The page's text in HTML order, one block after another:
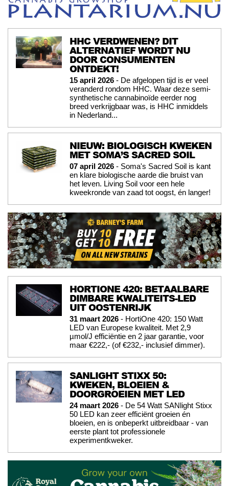
HHC VERDWENEN? DIT
ALTERNATIEF WORDT NU
DOOR CONSUMENTEN
ONTDEKT!
15 april 2026 - De afgelopen tijd is er veel
veranderd rondom HHC. Waar deze semi-
synthetische cannabinoïde eerder nog
breed verkrijgbaar was, is HHC inmiddels
in Nederland...
NIEUW: BIOLOGISCH KWEKEN
MET SOMA’S SACRED SOIL
07 april 2026 - Soma's Sacred Soil is kant
en klare biologische aarde die bruist van
het leven. Living Soil voor een hele
kweekronde van zaad tot oogst, én langer!
HORTIONE 420: BETAALBARE
DIMBARE KWALITEITS-LED
UIT OOSTENRIJK
31 maart 2026 - HortiOne 420: 150 Watt
LED van Europese kwaliteit. Met 2,9
µmol/J efficiëntie en 2 jaar garantie, voor
maar €222,- (of €232,- inclusief dimmer).
SANLIGHT STIXX 50:
KWEKEN, BLOEIEN &
DOORGROEIEN MET LED
24 maart 2026 - De 54 Watt SANlight Stixx
50 LED kan zeer efficiënt groeien én
bloeien, en is onbeperkt uitbreidbaar - van
eerste plant tot professionele
experimentkweker.